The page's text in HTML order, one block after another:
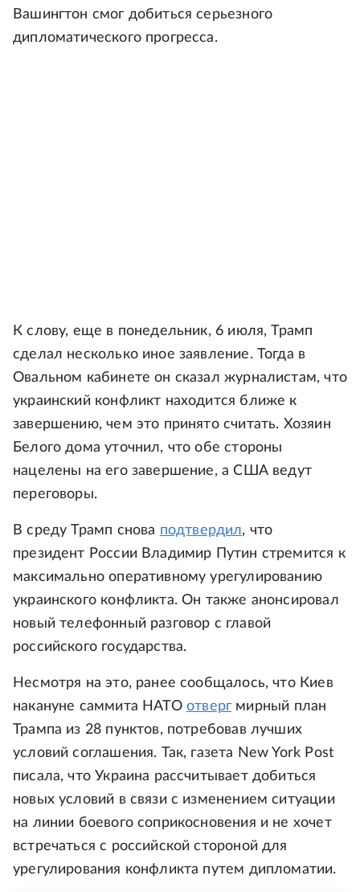
Вашингтон смог добиться серьезного
дипломатического прогресса.
К слову, еще в понедельник, 6 июля, Трамп
сделал несколько иное заявление. Тогда в
Овальном кабинете он сказал журналистам, что
украинский конфликт находится ближе к
завершению, чем это принято считать. Хозяин
Белого дома уточнил, что обе стороны
нацелены на его завершение, а США ведут
переговоры.
В среду Трамп снова подтвердил, что
президент России Владимир Путин стремится к
максимально оперативному урегулированию
украинского конфликта. Он также анонсировал
новый телефонный разговор с главой
российского государства.
Несмотря на это, ранее сообщалось, что Киев
накануне саммита НАТО отвергмирный план
Трампа из 28 пунктов, потребовав лучших
условий соглашения. Так, газета New York Post
писала, что Украина рассчитывает добиться
новых условий в связи с изменением ситуации
на линии боевого соприкосновения и не хочет
встречаться с российской стороной для
урегулирования конфликта путем дипломатии.